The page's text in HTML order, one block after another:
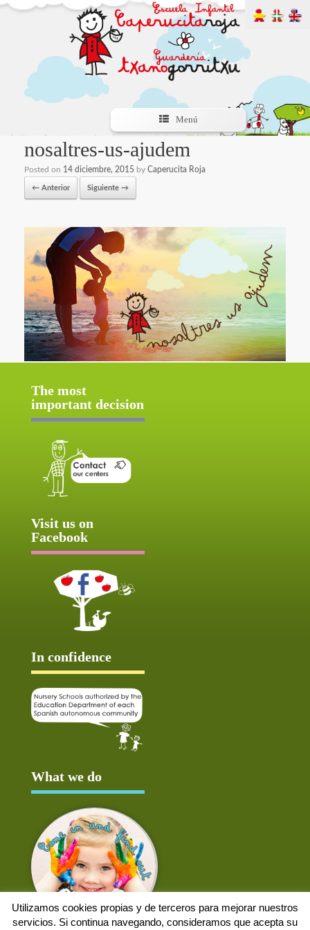
Menú
nosaltres-us-ajudem
Posted on 14 diciembre, 2015 by Caperucita Roja
← Anterior Siguiente →
The most
important decision
Visit us on
Facebook
In confidence
What we do
Utilizamos cookies propias y de terceros para mejorar nuestros
servicios. Si continua navegando, consideramos que acepta su